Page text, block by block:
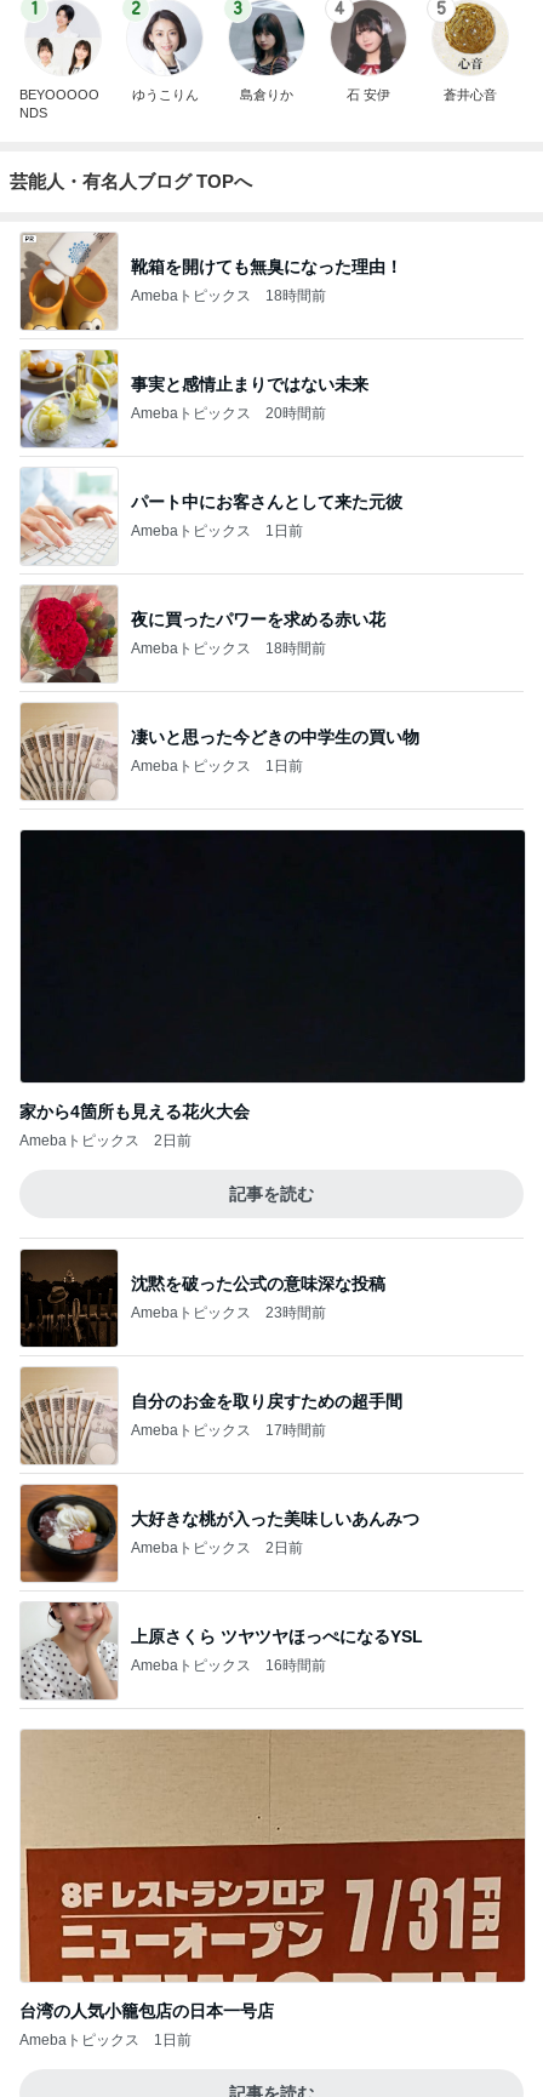
1
BEYOOOOO
NDS
2
ゆうこりん
3
島倉りか
4
石 安伊
5
蒼井心音
芸能人・有名人ブログ TOPへ
靴箱を開けても無臭になった理由！
Amebaトピックス 18時間前
事実と感情止まりではない未来
Amebaトピックス 20時間前
パート中にお客さんとして来た元彼
Amebaトピックス 1日前
夜に買ったパワーを求める赤い花
Amebaトピックス 18時間前
凄いと思った今どきの中学生の買い物
Amebaトピックス 1日前
家から4箇所も見える花火大会
Amebaトピックス 2日前
記事を読む
沈黙を破った公式の意味深な投稿
Amebaトピックス 23時間前
自分のお金を取り戻すための超手間
Amebaトピックス 17時間前
大好きな桃が入った美味しいあんみつ
Amebaトピックス 2日前
上原さくら ツヤツヤほっぺになるYSL
Amebaトピックス 16時間前
台湾の人気小籠包店の日本一号店
Amebaトピックス 1日前